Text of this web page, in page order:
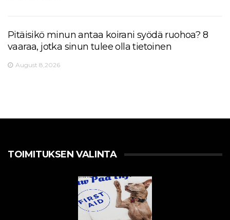
Pitäisikö minun antaa koirani syödä ruohoa? 8
vaaraa, jotka sinun tulee olla tietoinen
August 8,2026
TOIMITUKSEN VALINTA